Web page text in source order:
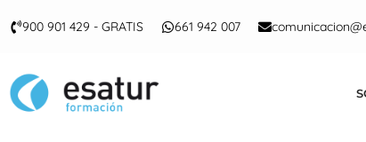
900 901 429 - GRATIS 661 942 007